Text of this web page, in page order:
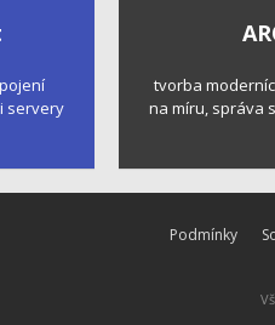
servery
tvorba
na míru, správa
Podmínky